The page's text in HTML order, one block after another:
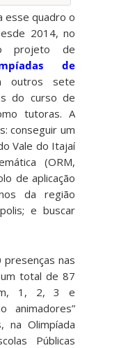
esse quadro o
2014, no
projeto de
de
outros sete
do curso de
tutoras. A
conseguir um
Vale do Itajaí
(ORM,
de aplicação
da região
e buscar
nas
total de 87
1, 2, 3 e
animadores”
na Olimpíada
Públicas